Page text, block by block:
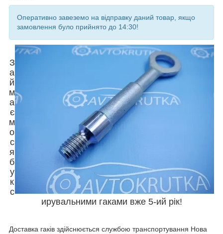
Оперативно завеземо на відправку даний товар, якщо
замовлення було прийнято до 14:30!
З
а
й
м
а
є
м
о
с
я
б
у
к
с
ирувальними гаками вже 5-ий рік!
Доставка гаків здійснюється службою транспортування Нова